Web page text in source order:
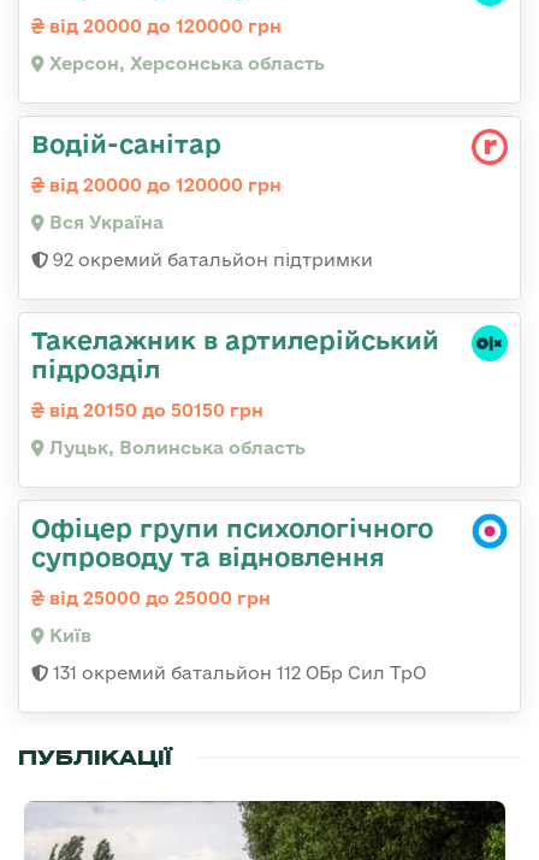
від 20000 до 120000 грн
Херсон, Херсонська область
Водій-санітар
від 20000 до 120000 грн
Вся Україна
92 окремий батальйон підтримки
Такелажник в артилерійський
підрозділ
від 20150 до 50150 грн
Луцьк, Волинська область
Офіцер групи психологічного
супроводу та відновлення
від 25000 до 25000 грн
Київ
131 окремий батальйон 112 ОБр Сил ТрО
ПУБЛІКАЦІЇ